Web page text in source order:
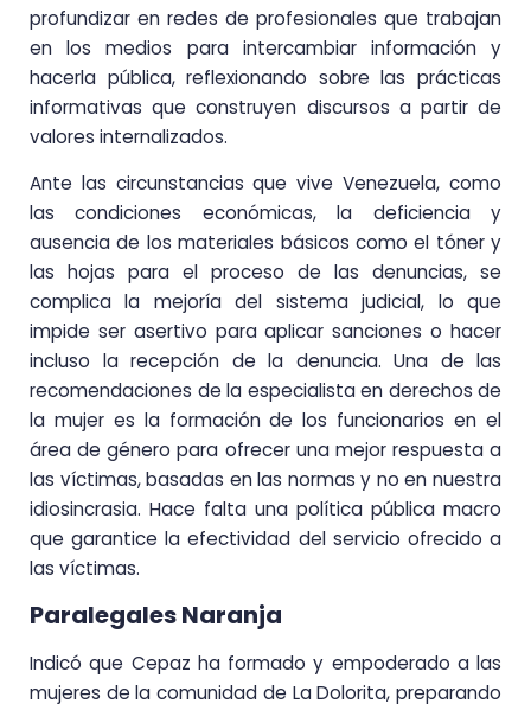
profundizar en redes de profesionales que trabajan
en los medios para intercambiar información y
hacerla pública, reflexionando sobre las prácticas
informativas que construyen discursos a partir de
valores internalizados.
Ante las circunstancias que vive Venezuela, como
las condiciones económicas, la deficiencia y
ausencia de los materiales básicos como el tóner y
las hojas para el proceso de las denuncias, se
complica la mejoría del sistema judicial, lo que
impide ser asertivo para aplicar sanciones o hacer
incluso la recepción de la denuncia. Una de las
recomendaciones de la especialista en derechos de
la mujer es la formación de los funcionarios en el
área de género para ofrecer una mejor respuesta a
las víctimas, basadas en las normas y no en nuestra
idiosincrasia. Hace falta una política pública macro
que garantice la efectividad del servicio ofrecido a
las víctimas.
Paralegales Naranja
Indicó que Cepaz ha formado y empoderado a las
mujeres de la comunidad de La Dolorita, preparando